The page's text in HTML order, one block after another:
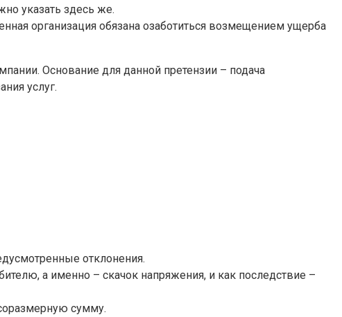
указать здесь же.
организация обязана озаботиться возмещением ущерба
Основание для данной претензии – подача
услуг.
отклонения.
а именно – скачок напряжения, и как последствие –
сумму.